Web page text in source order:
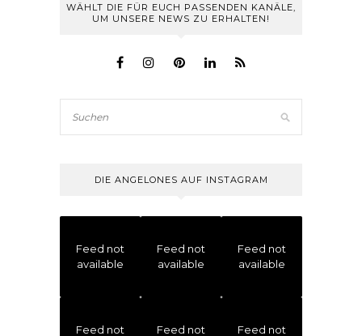
WÄHLT DIE FÜR EUCH PASSENDEN KANÄLE,
UM UNSERE NEWS ZU ERHALTEN!
DIE ANGELONES AUF INSTAGRAM
Feed not
available
Feed not
available
Feed not
available
Feed not Feed not Feed not